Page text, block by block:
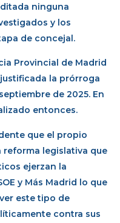
ninguna
y los
de concejal.
Provincial de Madrid
la prórroga
de 2025. En
entonces.
que el propio
reforma legislativa que
ejerzan la
y Más Madrid lo que
este tipo de
contra sus